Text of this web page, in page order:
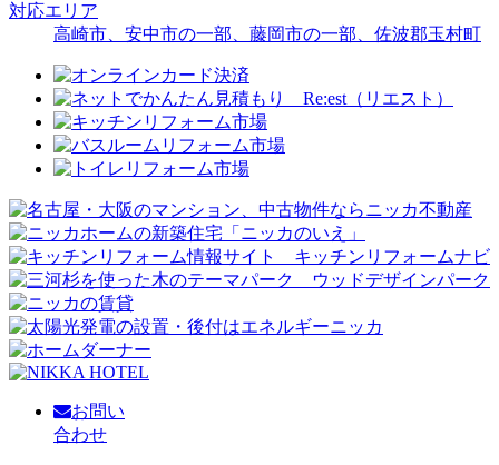
対応エリア
高崎市、安中市の一部、藤岡市の一部、佐波郡玉村町
お問い
合わせ